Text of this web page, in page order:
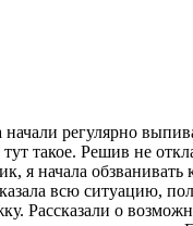
регулярно
такое. Решив не
я начала обзванивать
всю ситуацию,
Рассказали о